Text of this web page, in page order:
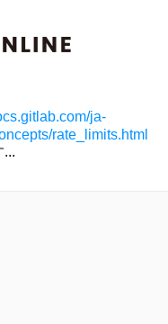
ja-
rate_limits.html
...